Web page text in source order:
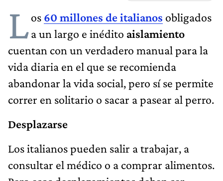
Los 60 millones de italianos obligados
a un largo e inédito aislamiento
cuentan con un verdadero manual para la
vida diaria en el que se recomienda
abandonar la vida social, pero sí se permite
correr en solitario o sacar a pasear al perro.
Desplazarse
Los italianos pueden salir a trabajar, a
consultar el médico o a comprar alimentos.